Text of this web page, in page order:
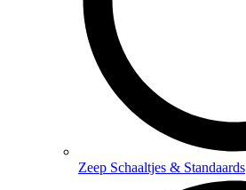
Zeep Schaaltjes & Standaards